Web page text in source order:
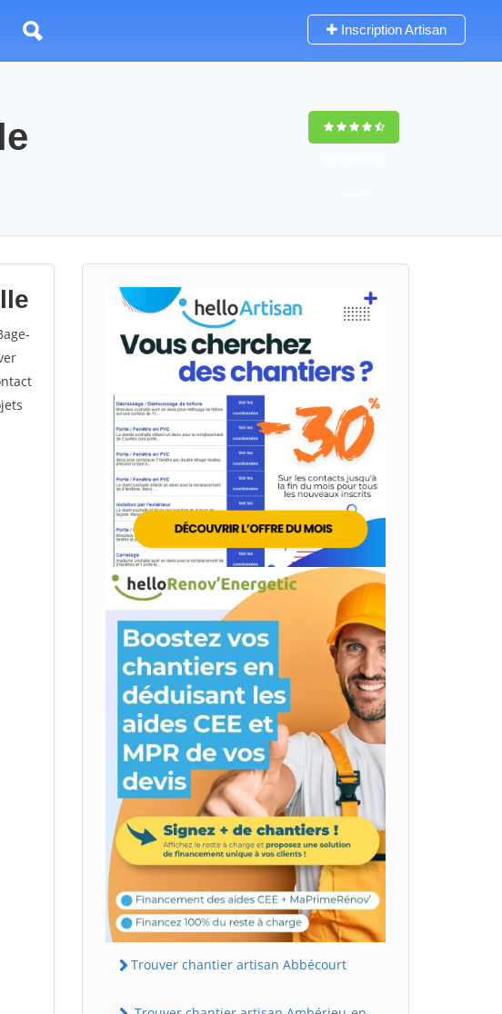
Inscription Artisan
Trouver chantier artisan Abbécourt